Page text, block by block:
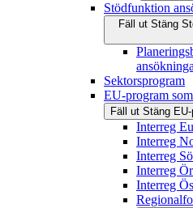
Stödfunktion
Fäll ut Stäng
Sektorsprogram
EU-program
Fäll ut Stäng
Interreg
Interreg
Interreg
Interreg
Interreg